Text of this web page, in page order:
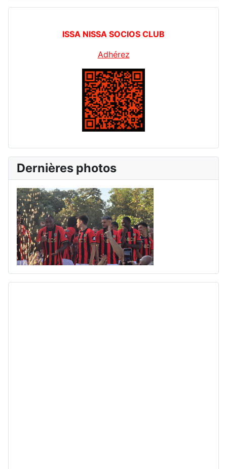
ISSA NISSA SOCIOS CLUB
Adhérez
Dernières photos